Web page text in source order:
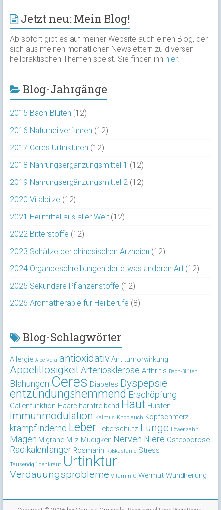
Jetzt neu: Mein Blog!
Ab sofort gibt es auf meiner Website auch einen Blog, der
sich aus meinen monatlichen Newslettern zu diversen
heilpraktischen Themen speist. Sie finden ihn hier.
Blog-Jahrgänge
2015 Bach-Blüten (12)
2016 Naturheilverfahren (12)
2017 Ceres Urtinkturen (12)
2018 Nahrungsergänzungsmittel 1 (12)
2019 Nahrungsergänzungsmittel 2 (12)
2020 Vitalpilze (12)
2021 Heilmittel aus aller Welt(12)
2022 Bitterstoffe (12)
2023 Schätze der chinesischen Arzneien (12)
2024 Organbeschreibungen der etwas anderen Art(12)
2025 Sekundäre Pflanzenstoffe (12)
2026 Aromatherapie für Heilberufe (8)
Blog-Schlagwörter
Allergie Aloe Vera antioxidativ Antitumorwirkung
Appetitlosigkeit Arteriosklerose Arthritis Bach-Blüten
Blähungen Ceres Diabetes Dyspepsie
entzündungshemmend Erschöpfung
Gallenfunktion Haare harntreibend Haut Husten
Immunmodulation Kalmus Knoblauch Kopfschmerz
krampflindernd Leber Leberschutz Lunge Löwenzahn
Magen Migräne Milz Müdigkeit Nerven Niere Osteoporose
Radikalenfänger Rosmarin Roßkastanie Stress
Tausendgüldenkraut Urtinktur
Verdauungsprobleme Vitamin C Wermut Wundheilung